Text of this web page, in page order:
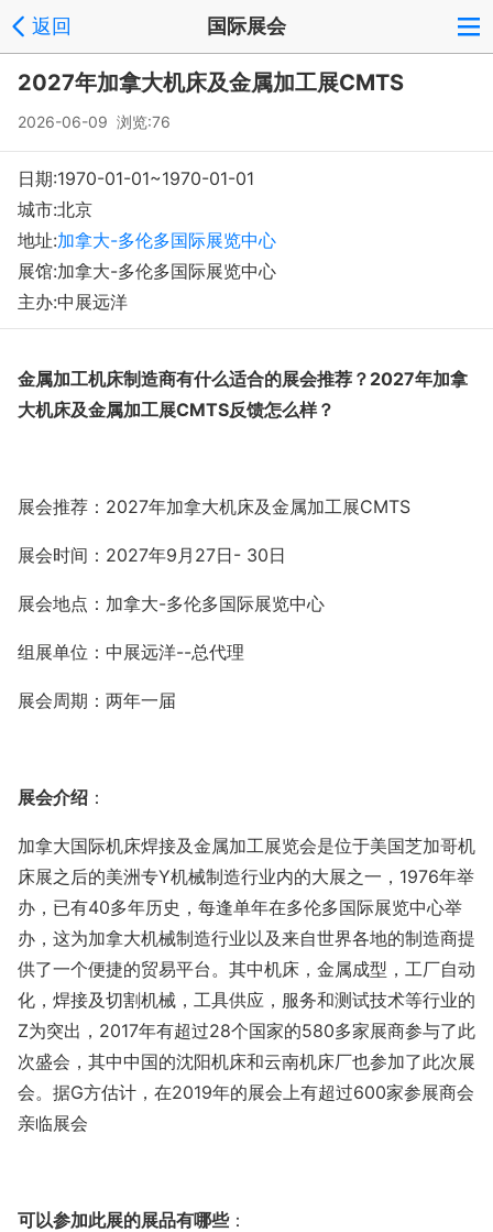
返回 国际展会
2027年加拿大机床及金属加工展CMTS
2026-06-09 浏览:76
日期:1970-01-01~1970-01-01
城市:北京
地址:加拿大-多伦多国际展览中心
展馆:加拿大-多伦多国际展览中心
主办:中展远洋
金属加工机床制造商有什么适合的展会推荐？ 2027年加拿
大机床及金属加工展CMTS反馈怎么样？
展会推荐： 2027年加拿大机床及金属加工展CMTS
展会时间： 2027年9月 27日- 30日
展会地点：加拿大-多伦多国际展览中心
组展单位：中展远洋--总代理
展会周期：两年一届
展会介绍 ：
加拿大国际机床焊接及金属加工展览会是位于美国芝加哥机
床展之后的美洲专Y机械制造行业内的大展之一， 1976年举
办，已有40多年历史，每逢单年在多伦多国际展览中心举
办，这为加拿大机械制造行业以及来自世界各地的制造商提
供了一个便捷的贸易平台。其中机床，金属成型，工厂自动
化，焊接及切割机械，工具供应，服务和测试技术等行业的
Z为突出， 2017年有超过28个国家的580多家展商参与了此
次盛会，其中中国的沈阳机床和云南机床厂也参加了此次展
会。据G方估计，在2019年的展会上有超过600家参展商会
亲临展会
可以参加此展的展品有哪些：